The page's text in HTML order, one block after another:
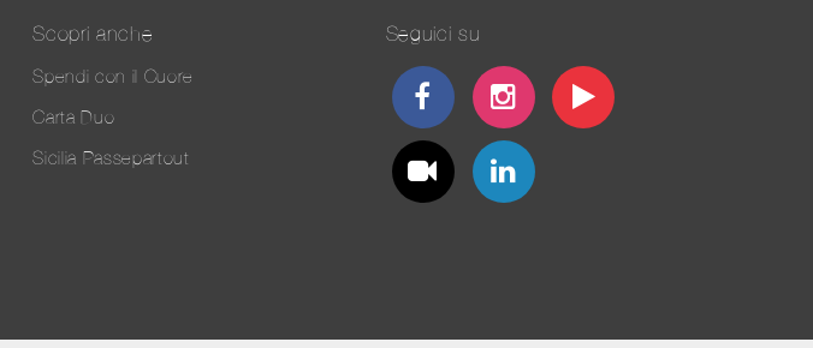
Scopri anche
Spendi con il Cuore
Carta Duo
Sicilia Passepartout
Seguici su